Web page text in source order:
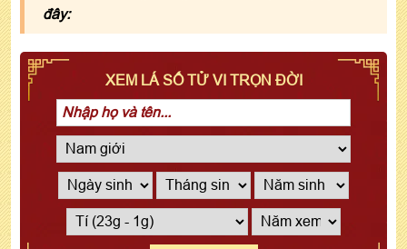
đây:
XEM LÁ SỐ TỬ VI TRỌN ĐỜI